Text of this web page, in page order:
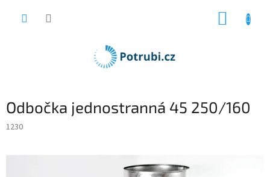
Odbočka jednostranná 45 250/160
1230